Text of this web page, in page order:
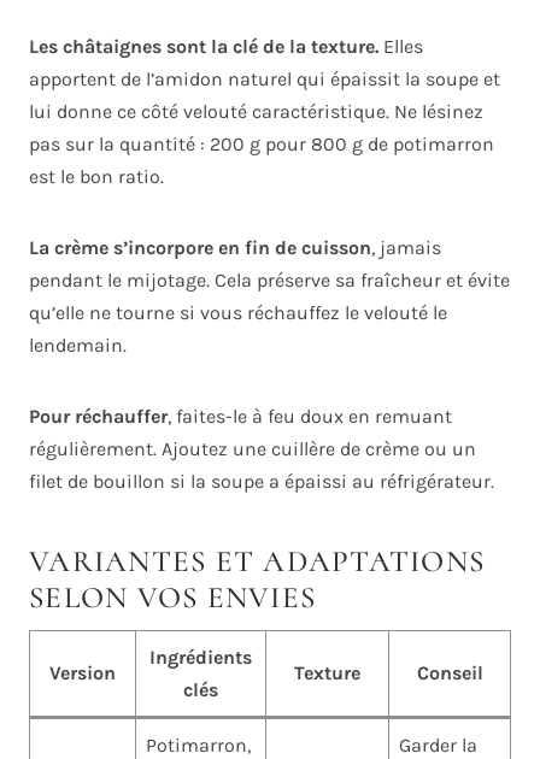
Les châtaignes sont la clé de la texture. Elles
apportent de l’amidon naturel qui épaissit la soupe et
lui donne ce côté velouté caractéristique. Ne lésinez
pas sur la quantité : 200 g pour 800 g de potimarron
est le bon ratio.
La crème s’incorpore en fin de cuisson, jamais
pendant le mijotage. Cela préserve sa fraîcheur et évite
qu’elle ne tourne si vous réchauffez le velouté le
lendemain.
Pour réchauffer, faites-le à feu doux en remuant
régulièrement. Ajoutez une cuillère de crème ou un
filet de bouillon si la soupe a épaissi au réfrigérateur.
VARIANTES ET ADAPTATIONS
SELON VOS ENVIES
Version
Ingrédients
clés
Texture Conseil
Potimarron,
Garder la